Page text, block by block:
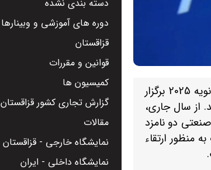
انتخابات شوراهای منطقه‌ای اتاق‌های کارآفرینان قزاقستان که در دسامبر 2024 تا ژانویه 2025 برگزار
از سال جاری،
دو نامزد
منظور ارتقاء
دسته بندی نشده
دوره های آموزشی و وبینارها
قزاقستان
قوانین و مقررات
کمیسیون ها
گزارش تجاری کشور قزاقستان
مقالات
نمایشگاه خارجی - قزاقستان
نمایشگاه داخلی - ایران